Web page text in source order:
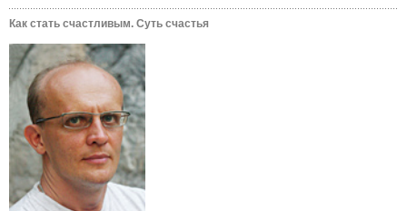
Как стать счастливым. Суть счастья